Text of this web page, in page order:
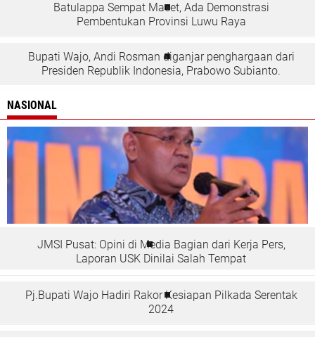
Batulappa Sempat Macet, Ada Demonstrasi
Pembentukan Provinsi Luwu Raya
Bupati Wajo, Andi Rosman diganjar penghargaan dari
Presiden Republik Indonesia, Prabowo Subianto.
NASIONAL
JMSI Pusat: Opini di Media Bagian dari Kerja Pers,
Laporan USK Dinilai Salah Tempat
Pj.Bupati Wajo Hadiri Rakor Kesiapan Pilkada Serentak
2024